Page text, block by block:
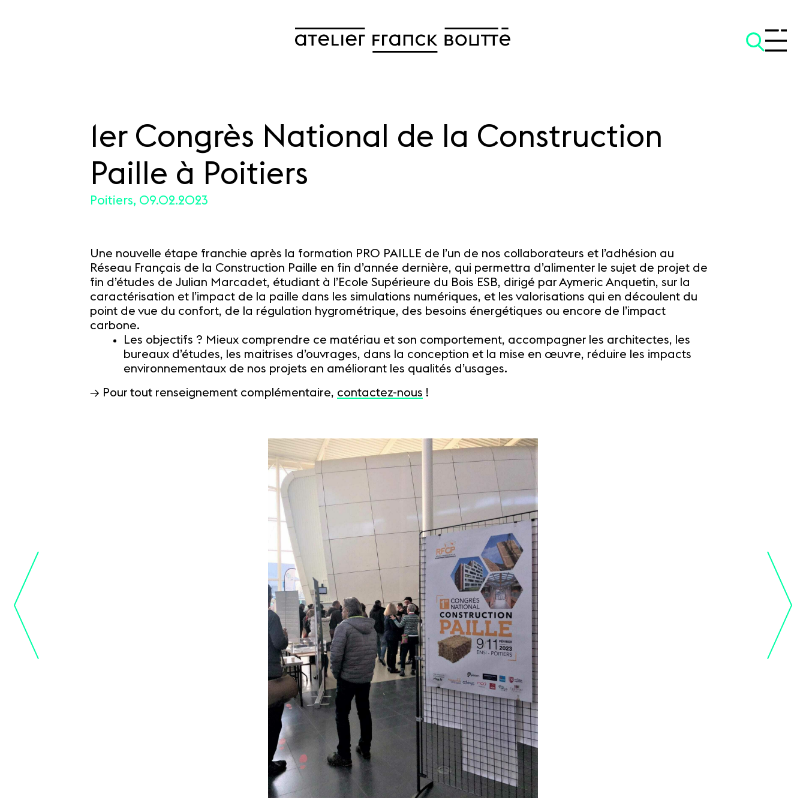
1er Congrès National de la Construction
Paille à Poitiers
Poitiers, 09.02.2023
Une nouvelle étape franchie après la formation PRO PAILLE de l’un de nos collaborateurs et l’adhésion au
Réseau Français de la Construction Paille en fin d’année dernière, qui permettra d’alimenter le sujet de projet de
fin d’études de Julian Marcadet, étudiant à l’Ecole Supérieure du Bois ESB, dirigé par Aymeric Anquetin, sur la
caractérisation et l’impact de la paille dans les simulations numériques, et les valorisations qui en découlent du
point de vue du confort, de la régulation hygrométrique, des besoins énergétiques ou encore de l’impact
carbone.
Les objectifs ? Mieux comprendre ce matériau et son comportement, accompagner les architectes, les
bureaux d’études, les maitrises d’ouvrages, dans la conception et la mise en œuvre, réduire les impacts
environnementaux de nos projets en améliorant les qualités d’usages.
→ Pour tout renseignement complémentaire, contactez-nous !